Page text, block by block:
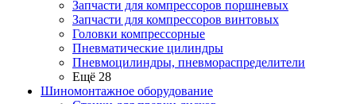
Запчасти для компрессоров поршневых
Запчасти для компрессоров винтовых
Головки компрессорные
Пневматические цилиндры
Пневмоцилиндры, пневмораспределители
Ещё 28
Шиномонтажное оборудование